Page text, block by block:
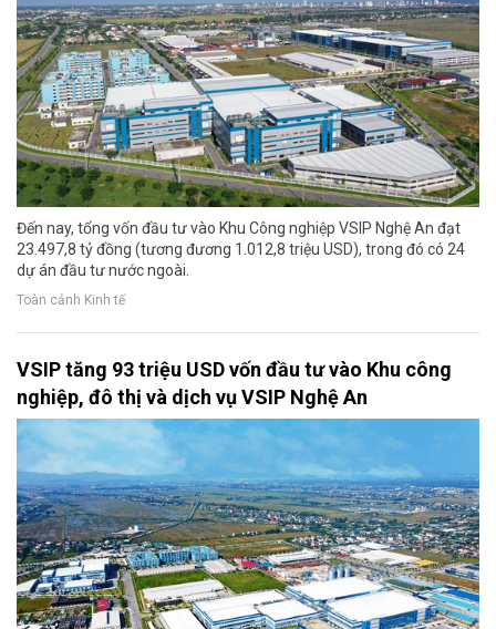
Đến nay, tổng vốn đầu tư vào Khu Công nghiệp VSIP Nghệ An đạt
23.497,8 tỷ đồng (tương đương 1.012,8 triệu USD), trong đó có 24
dự án đầu tư nước ngoài.
Toàn cảnh Kinh tế
VSIP tăng 93 triệu USD vốn đầu tư vào Khu công
nghiệp, đô thị và dịch vụ VSIP Nghệ An